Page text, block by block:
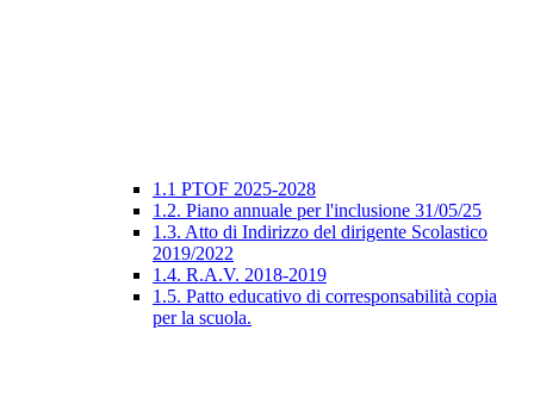
1.1 PTOF 2025-2028
1.2. Piano annuale per l'inclusione 31/05/25
1.3. Atto di Indirizzo del dirigente Scolastico
2019/2022
1.4. R.A.V. 2018-2019
1.5. Patto educativo di corresponsabilità copia
per la scuola.